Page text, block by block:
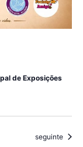
de Exposições
Eventos
seguinte